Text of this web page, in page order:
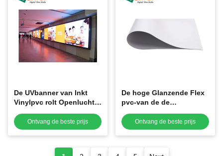
De UVbanner van Inkt
Vinylpvc rolt Openlucht
7oz -20oz van Frontlit
Ontvang de beste prijs
De hoge Glanzende Flex
pvc-van de de
van Bannerbroodjes
Volledige Kleurendruk
Ontvang de beste prijs